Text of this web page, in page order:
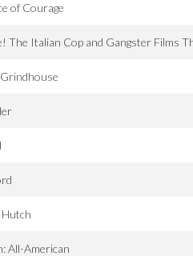
of Courage
The Italian Cop and Gangster Films
All-American